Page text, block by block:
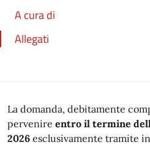
A cura di
Allegati
La domanda, debitamente
pervenire entro il termine
2026 esclusivamente tramite